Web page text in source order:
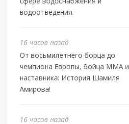
водоотведения.
16 часов назад
От восьмилетнего борца до
чемпиона Европы, бойца ММА и
наставника: История Шамиля
Амирова!
16 часов назад